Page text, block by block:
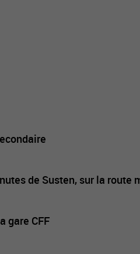
de Susten, sur la route
gare CFF